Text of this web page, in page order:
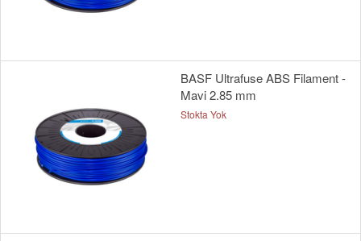
BASF Ultrafuse ABS Filament -
Mavi 2.85 mm
Stokta Yok